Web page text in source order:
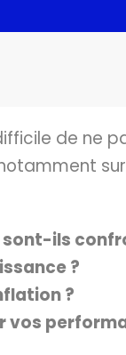
de ne
ils
?
?
vos